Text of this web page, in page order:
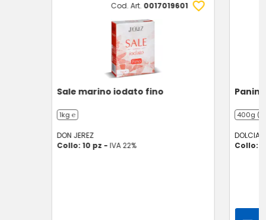
Cod. Art. 0017019601
Sale marino iodato fino
1kg ℮
DON JEREZ
Collo: 10 pz - IVA 22%
400g
Collo: